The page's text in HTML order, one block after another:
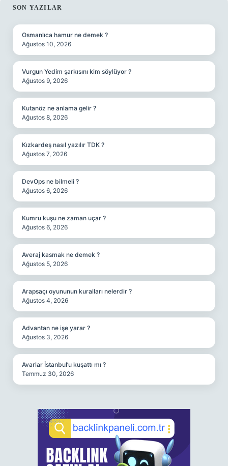
SIDEBAR
SON YAZILAR
Osmanlıca hamur ne demek ?
Ağustos 10, 2026
Vurgun Yedim şarkısını kim söylüyor ?
Ağustos 9, 2026
Kutanöz ne anlama gelir ?
Ağustos 8, 2026
Kızkardeş nasıl yazılır TDK ?
Ağustos 7, 2026
DevOps ne bilmeli ?
Ağustos 6, 2026
Kumru kuşu ne zaman uçar ?
Ağustos 6, 2026
Averaj kasmak ne demek ?
Ağustos 5, 2026
Arapsaçı oyununun kuralları nelerdir ?
Ağustos 4, 2026
Advantan ne işe yarar ?
Ağustos 3, 2026
Avarlar İstanbul’u kuşattı mı ?
Temmuz 30, 2026